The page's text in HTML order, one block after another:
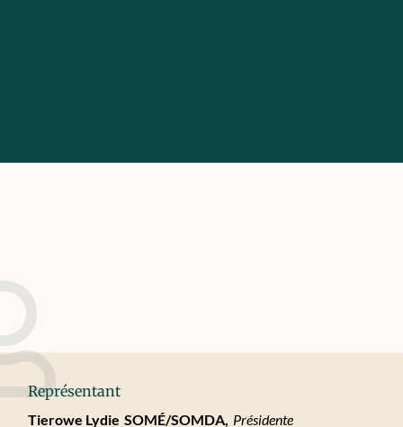
Représentant
Tierowe Lydie SOMÉ/SOMDA, Présidente